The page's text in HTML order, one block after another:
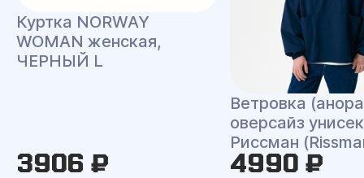
Куртка NORWAY
WOMAN женская,
ЧЕРНЫЙ L
3906 ₽
Ветровка
оверсайз
Риссман
4990 ₽